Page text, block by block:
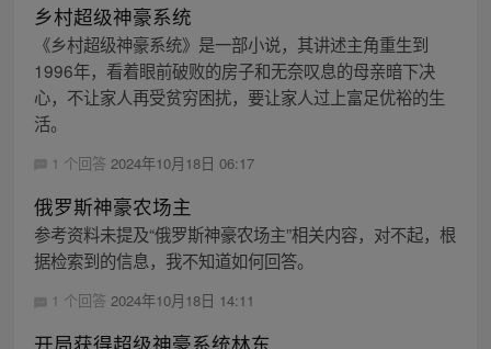
乡村超级神豪系统
《乡村超级神豪系统》是一部小说，其讲述主角重生到
1996年，看着眼前破败的房子和无奈叹息的母亲暗下决
心，不让家人再受贫穷困扰，要让家人过上富足优裕的生
活。
1 个回答 2024年10月18日 06:17
俄罗斯神豪农场主
参考资料未提及“俄罗斯神豪农场主”相关内容，对不起，根
据检索到的信息，我不知道如何回答。
1 个回答 2024年10月18日 14:11
开局获得超级神豪系统林东